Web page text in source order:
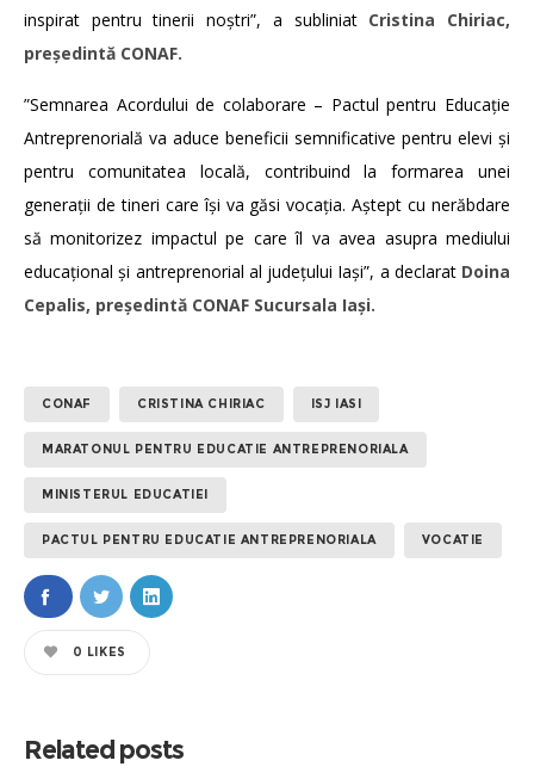
inspirat pentru tinerii noștri”, a subliniat Cristina Chiriac,
președintă CONAF.
”Semnarea Acordului de colaborare – Pactul pentru Educație
Antreprenorială va aduce beneficii semnificative pentru elevi și
pentru comunitatea locală, contribuind la formarea unei
generații de tineri care își va găsi vocația. Aștept cu nerăbdare
să monitorizez impactul pe care îl va avea asupra mediului
educațional și antreprenorial al județului Iași”, a declarat Doina
Cepalis, președintă CONAF Sucursala Iași.
CONAF CRISTINA CHIRIAC ISJ IASI
MARATONUL PENTRU EDUCATIE ANTREPRENORIALA
MINISTERUL EDUCATIEI
PACTUL PENTRU EDUCATIE ANTREPRENORIALA VOCATIE
0 LIKES
Related posts